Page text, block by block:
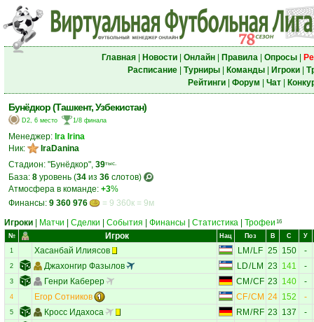
Главная| Новости| Онлайн| Правила| Опросы|
Расписание| Турниры| Команды| Игроки|
Рейтинги| Форум Чат|
Бунёдкор (Ташкент, Узбекистан)
D2, 6 место 1/8 финала
Менеджер: Ira Irina
Ник:
IraDanina
Стадион: "Бунёдкор", 39тыс.
База: 8 уровень (34 из 36 слотов)
Атмосфера в команде: +3%
Финансы: 9 360 976
= 9 360к = 9м
Игроки
Матчи Сделки События Финансы Статистика Трофеи 16
№ Игрок Нац Поз В С У
1 Хасанбай Илиясов LM / LF 25 150 -
2 Джахонгир Фазылов LD/ LM 23 141 -
3 Генри Каберер CM /CF 23 140 -
4 Егор Сотников CF/CM 24 152 -
5 Кросс Идахоса RM / RF 23 137 -